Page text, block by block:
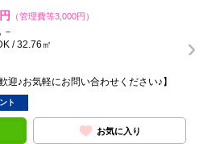
（管理費等3,000円）
/ 32.76㎡
迎♪お気軽にお問い合わせください♪】
ト
お気に入り